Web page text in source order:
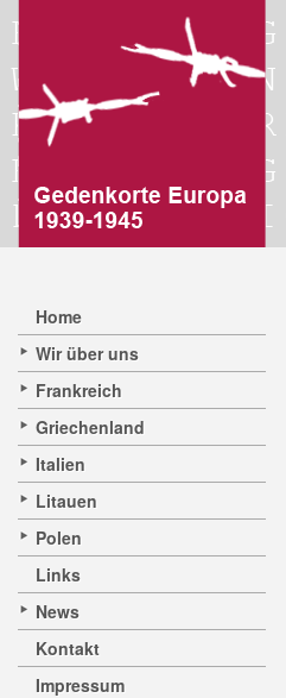
Home
Wir über uns
Frankreich
Griechenland
Italien
Litauen
Polen
Links
News
Kontakt
Impressum